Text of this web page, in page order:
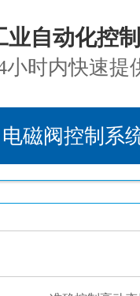
业自动化控
小时内快速提
电磁阀控制系